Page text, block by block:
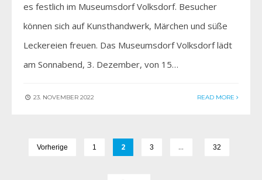
es festlich im Museumsdorf Volksdorf. Besucher
können sich auf Kunsthandwerk, Märchen und süße
Leckereien freuen. Das Museumsdorf Volksdorf lädt
am Sonnabend, 3. Dezember, von 15…
23. NOVEMBER 2022 READ MORE
Vorherige 1 2 3 … 32